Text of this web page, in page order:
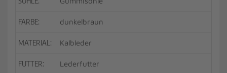
FARBE: dunkelbraun
MATERIAL: Kalbleder
FUTTER: Lederfutter